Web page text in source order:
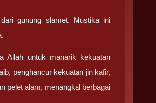
gunung slamet. Mustika ini
Allah untuk manarik kekuatan
penghancur kekuatan jin kafir,
pelet alam, menangkal berbagai